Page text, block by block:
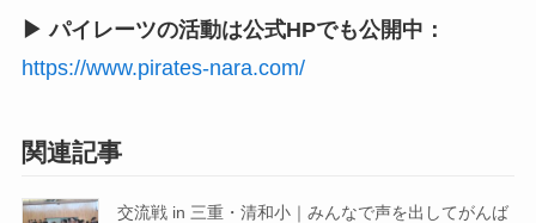
▶ パイレーツの活動は公式HPでも公開中：
https://www.pirates-nara.com/
関連記事
交流戦 in 三重・清和小｜みんなで声を出してがんば